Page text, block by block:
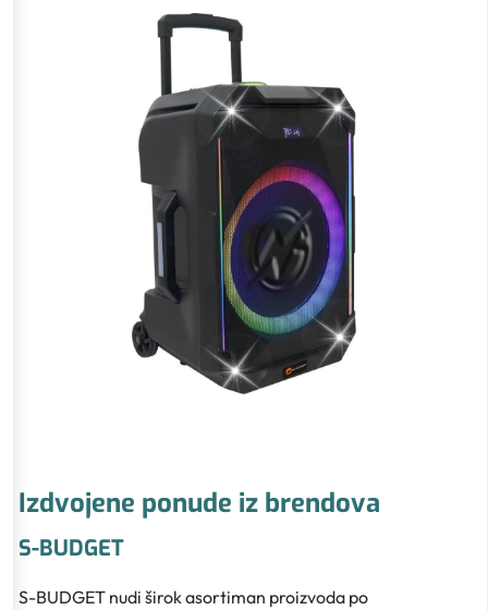
Izdvojene ponude iz brendova
S-BUDGET
S-BUDGET nudi širok asortiman proizvoda po